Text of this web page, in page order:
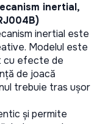
inertial,
inertial este
Modelul este
cu efecte de
de joacă
trebuie tras ușor
și permite